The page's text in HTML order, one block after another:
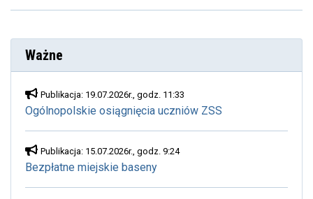
Ważne
Publikacja: 19.07.2026r., godz. 11:33
Ogólnopolskie osiągnięcia uczniów ZSS
Publikacja: 15.07.2026r., godz. 9:24
Bezpłatne miejskie baseny